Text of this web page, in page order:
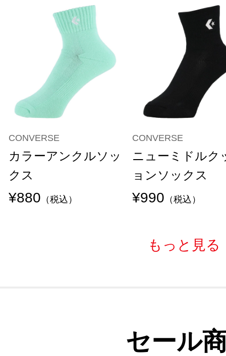
CONVERSE
カラーアンクルソッ
クス
¥880 （税込）
CONVERSE
ニューミドルク
ョンソックス
¥990 （税込）
もっと見る
セール